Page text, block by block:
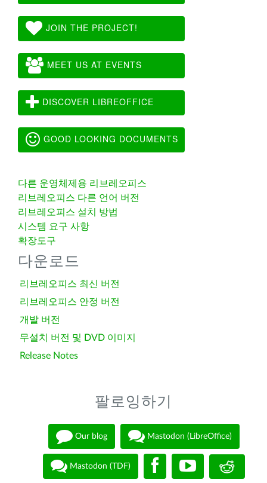
JOIN THE PROJECT!
MEET US AT EVENTS
DISCOVER LIBREOFFICE
GOOD LOOKING DOCUMENTS
다른 운영체제용 리브레오피스
리브레오피스 다른 언어 버전
리브레오피스 설치 방법
시스템 요구 사항
확장도구
다운로드
리브레오피스 최신 버전
리브레오피스 안정 버전
개발 버전
무설치 버전 및 DVD 이미지
Release Notes
팔로잉하기
Our blog Mastodon (LibreOffice)
Mastodon (TDF)